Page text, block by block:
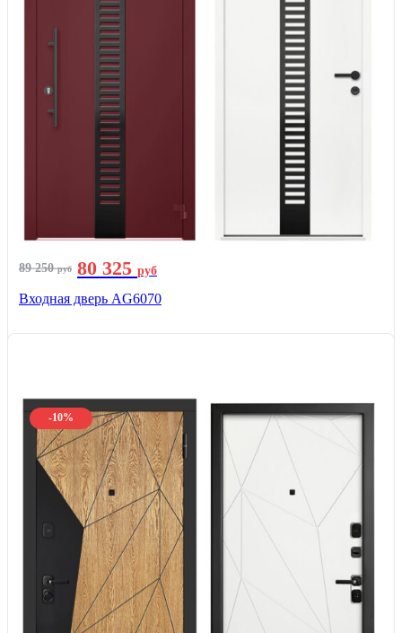
89 250руб 80 325 руб
Входная дверь AG6070
-10%